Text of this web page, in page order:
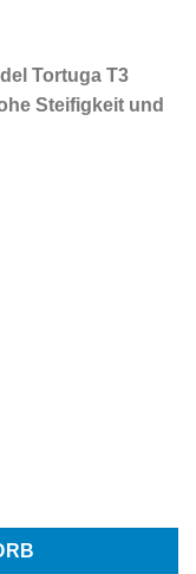
Tortuga T3
Steifigkeit und
Menge